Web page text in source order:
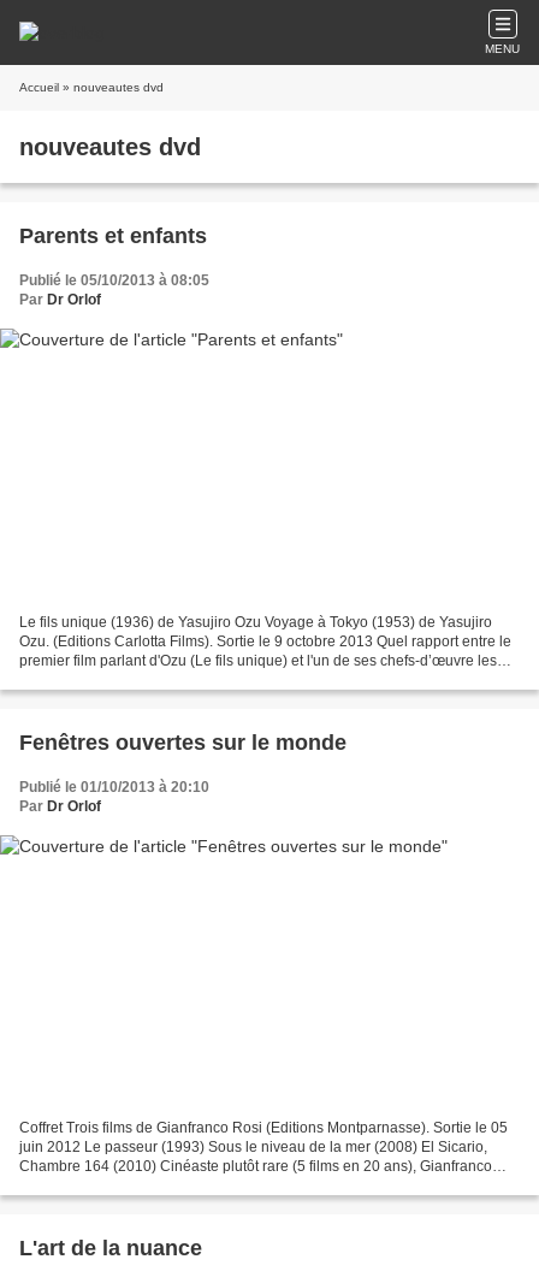
MENU
Accueil » nouveautes dvd
nouveautes dvd
Parents et enfants
Publié le 05/10/2013 à 08:05
Par Dr Orlof
Le fils unique (1936) de Yasujiro Ozu Voyage à Tokyo (1953) de Yasujiro
Ozu. (Editions Carlotta Films). Sortie le 9 octobre 2013 Quel rapport entre le
premier film parlant d'Ozu (Le fils unique) et l'un de ses chefs-d’œuvre les
Fenêtres ouvertes sur le monde
Publié le 01/10/2013 à 20:10
Par Dr Orlof
Coffret Trois films de Gianfranco Rosi (Editions Montparnasse). Sortie le 05
juin 2012 Le passeur (1993) Sous le niveau de la mer (2008) El Sicario,
Chambre 164 (2010) Cinéaste plutôt rare (5 films en 20 ans), Gianfranco
L'art de la nuance